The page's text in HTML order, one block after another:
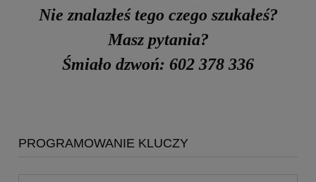
Nie znalazłeś tego czego szukałeś?
Masz pytania?
Śmiało dzwoń: 602 378 336
PROGRAMOWANIE KLUCZY